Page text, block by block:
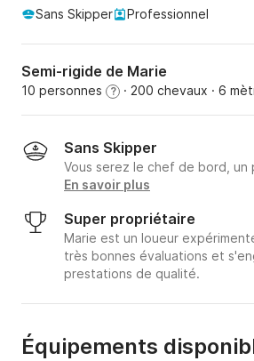
Sans Skipper Professionnel
Semi-rigide de Marie
10 personnes ? · 200 chevaux · 6
Sans Skipper
Vous serez le chef de bord, un
En savoir plus
Super propriétaire
Marie est un loueur
très bonnes évaluations et
prestations de qualité.
Équipements